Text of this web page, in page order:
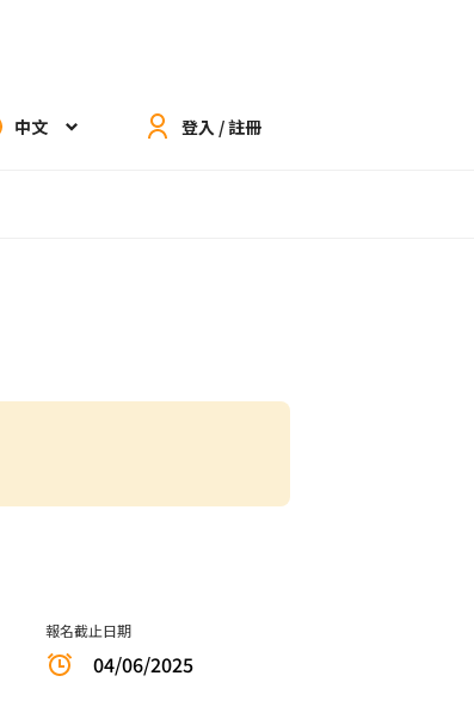
中文 登入 / 註冊
報名截止日期
04/06/2025